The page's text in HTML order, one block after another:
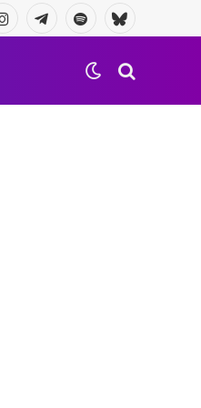
InstagramTelegramaSpotifyBluesky